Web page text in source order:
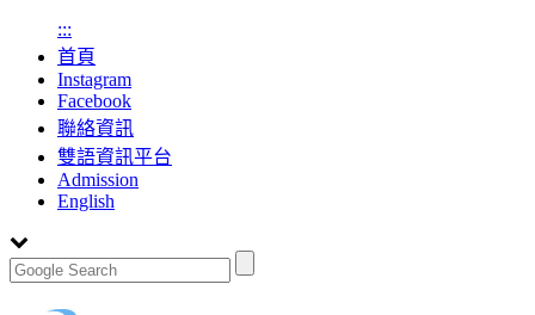
:::
首頁
Instagram
Facebook
聯絡資訊
雙語資訊平台
Admission
English